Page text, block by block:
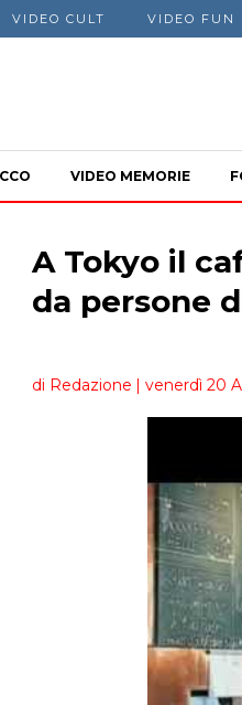
VIDEO CULT VIDEO FUN
VIDEO MEMORIE
A Tokyo il
da persone
di Redazione | venerdì 20